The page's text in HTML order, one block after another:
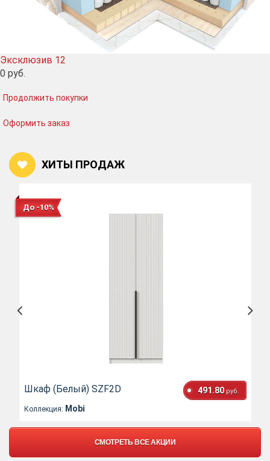
Эксклюзив 12
0 руб.
Продолжить покупки
Оформить заказ
ХИТЫ ПРОДАЖ
До -10%
Шкаф (Белый) SZF2D 491.80 руб.
Коллекция: Mobi
СМОТРЕТЬ ВСЕ АКЦИИ